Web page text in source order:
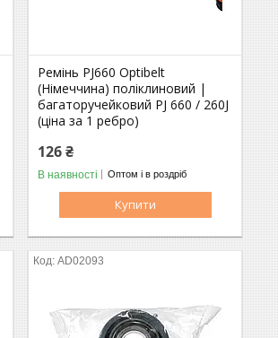
Ремінь PJ660 Optibelt
(Німеччина) поліклиновий |
багаторучейковий PJ 660 / 260J
(ціна за 1 ребро)
126 ₴
В наявності Оптом і в роздріб
Купити
AD02093